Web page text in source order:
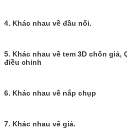
4. Khác nhau về đầu nối.
5. Khác nhau về tem 3D chốn giả,
điều chỉnh
6. Khác nhau về nắp chụp
7. Khác nhau về giá.